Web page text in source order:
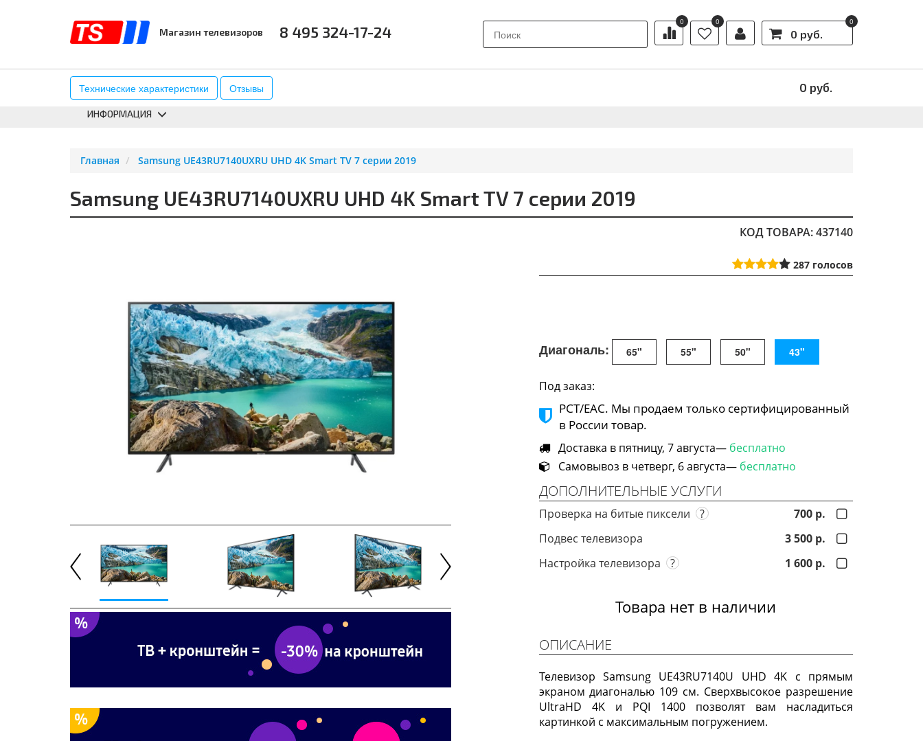
Магазин телевизоров 8 495 324-17-24
0 0
0 руб.
0
Технические характеристики Отзывы 0 руб.
КАТАЛОГ АКСЕССУАРЫ
ИНФОРМАЦИЯ
Главная Samsung UE43RU7140UXRU UHD 4K Smart TV 7 серии 2019
Samsung UE43RU7140UXRU UHD 4K Smart TV 7 серии 2019
КОД ТОВАРА: 437140
287 голосов
Диагональ: 65" 55" 50" 43"
Под заказ:
РСТ/ЕАС. Мы продаем только сертифицированный
в России товар.
Доставка в пятницу, 7 августа— бесплатно
Самовывоз в четверг, 6 августа— бесплатно
ДОПОЛНИТЕЛЬНЫЕ УСЛУГИ
Проверка на битые пиксели ?
700 р.
Подвес телевизора
3 500 р.
Настройка телевизора
? 1 600 р.
Товара нет в наличии
ОПИСАНИЕ
Телевизор Samsung UE43RU7140U UHD 4K с прямым
экраном диагональю 109 см. Сверхвысокое разрешение
UltraHD 4K и PQI 1400 позволят вам насладиться
картинкой с максимальным погружением.